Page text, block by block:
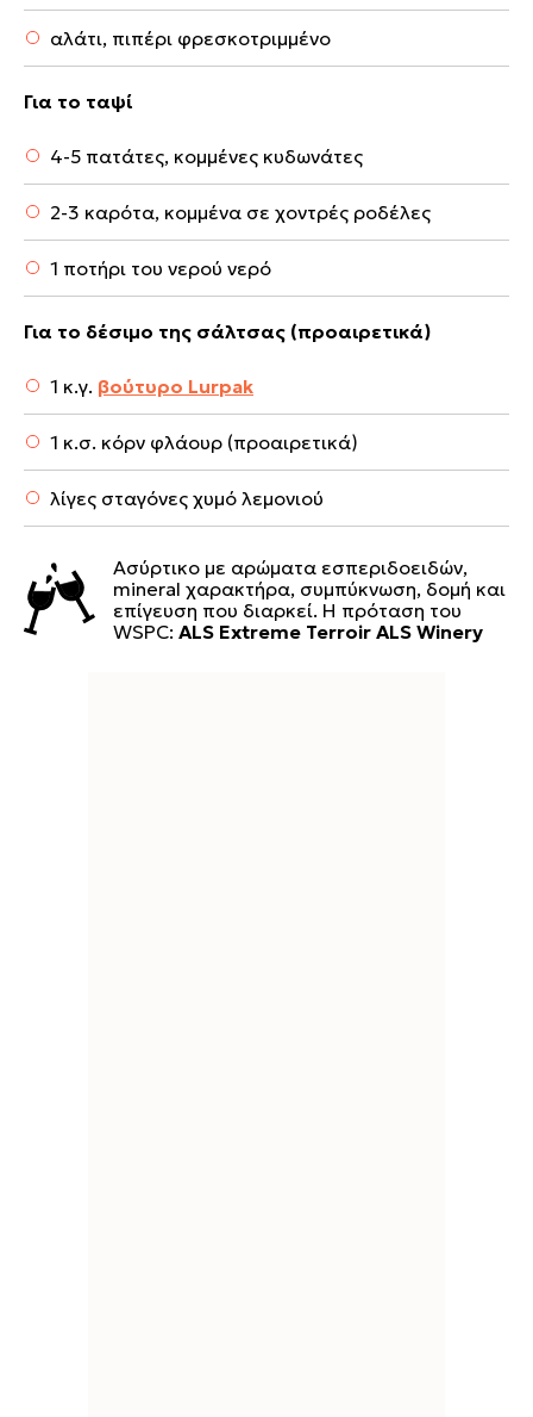
αλάτι, πιπέρι φρεσκοτριμμένο
Για το ταψί
4-5 πατάτες, κομμένες κυδωνάτες
2-3 καρότα, κομμένα σε χοντρές ροδέλες
1 ποτήρι του νερού νερό
Για το δέσιμο της σάλτσας (προαιρετικά)
1 κ.γ. βούτυρο Lurpak
1 κ.σ. κόρν φλάουρ (προαιρετικά)
λίγες σταγόνες χυμό λεμονιού
Ασύρτικο με αρώματα εσπεριδοειδών,
mineral χαρακτήρα, συμπύκνωση, δομή και
επίγευση που διαρκεί. Η πρόταση του
WSPC: ALS Extreme Terroir ALS Winery